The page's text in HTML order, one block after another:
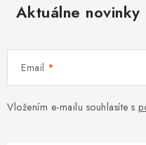
Aktuálne
Email
Vložením e-mailu souhlasíte s